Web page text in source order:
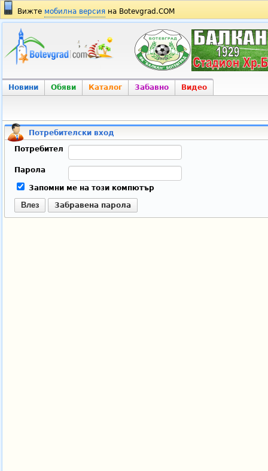
Вижте мобилна версия на Botevgrad.COM
Новини Обяви Каталог Забавно Видео
Потребителски вход
Потребител
Парола
Запомни ме на този компютър
Влез Забравена парола